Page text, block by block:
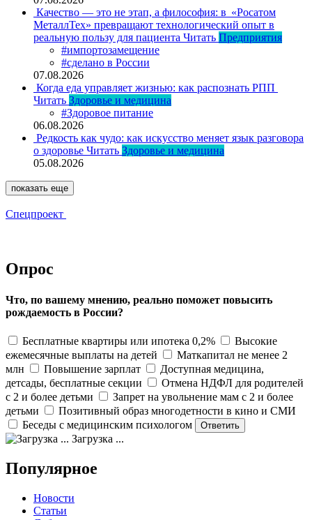
Качество — это не этап, а философия: в «Росатом
МеталлТех» превращают технологический опыт в
реальную пользу для пациента Читать Предприятия
#импортозамещение
#сделано в России
07.08.2026
Когда еда управляет жизнью: как распознать РПП
Читать Здоровье и медицина
#Здоровое питание
06.08.2026
Редкость как чудо: как искусство меняет язык разговора
о здоровье Читать Здоровье и медицина
05.08.2026
показать еще
Спецпроект
Опрос
Что, по вашему мнению, реально поможет повысить
рождаемость в России?
Бесплатные квартиры или ипотека 0,2%
Высокие
ежемесячные выплаты на детей
Маткапитал не менее 2
млн
Повышение зарплат
Доступная медицина,
детсады, бесплатные секции
Отмена НДФЛ для родителей
с 2 и более детьми
Запрет на увольнение мам с 2 и более
детьми
Позитивный образ многодетности в кино и СМИ
Беседы с медицинским психологом
Загрузка ...
Популярное
Новости
Статьи